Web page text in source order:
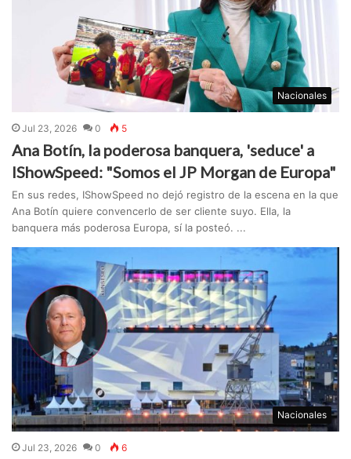
Nacionales
Jul 23, 2026 0 5
Ana Botín, la poderosa banquera, 'seduce' a
IShowSpeed: "Somos el JP Morgan de Europa"
En sus redes, IShowSpeed no dejó registro de la escena en la que
Ana Botín quiere convencerlo de ser cliente suyo. Ella, la
banquera más poderosa Europa, sí la posteó. ...
Nacionales
Jul 23, 2026 0 6